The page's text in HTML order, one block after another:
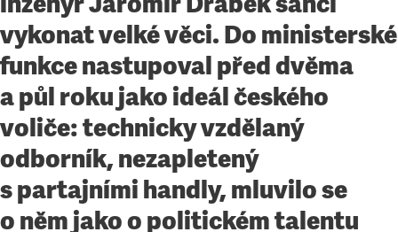
vykonat velké věci. Do ministerské
funkce nastupoval před dvěma
a půl roku jako ideál českého
voliče: technicky vzdělaný
odborník, nezapletený
s partajními handly, mluvilo se
o něm jako o politickém talentu